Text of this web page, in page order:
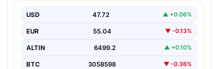
USD 47.72 ▲ +0.06%
EUR 55.04 ▼ -0.13%
ALTIN 6499.2 ▲ +0.10%
BTC 3058598 ▼ -0.36%